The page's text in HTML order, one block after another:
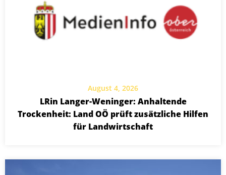
August 4, 2026
LRin Langer-Weninger: Anhaltende
Trockenheit: Land OÖ prüft zusätzliche Hilfen
für Landwirtschaft